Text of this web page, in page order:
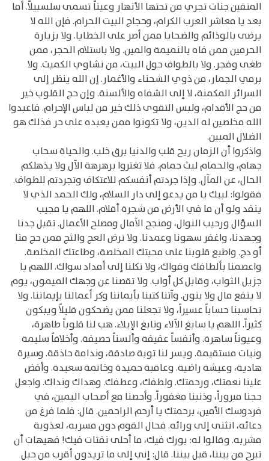
المتقين جنات تجري من تحتها الأنهار وعيناً تسمى سلسبيلاً. أما
بعد يا معاشر العرب الكرام، وحجاج البيت الحرام. فإن الله لا
يرضى بالوذائم والضحايا ممن أصر على الخطايا. ولا بزيارة
الحرمين ممن فاه بالنميمة والمين. ولا باستلام الحجر، ممن
طغى وفجر. ولا بالطواف حول البيت، من نشاوي الكميت. ولا
برمي الجمار، من ذوي الشحناء والأغمار. إن الله ينظر إلى
السرائر المكمنة، لا إلى الشفاه والألسنة. وإن حج القلوب خير
من حج الأقدام، ولبس التقوى ذلك خير من لباس الإحرام. فاعبدوا
الله مخلصين له الدين، ولا تكونوا ممن يعبده على حر فذلك هو
الضلال المبين.
واذكروا أن الزمان ريح قلب والدنيا برق خلب. والحياة سحاب
جهام، والحمام ليث حمام. فلا تغتروا برهرهة الآل ولا يذهلكم
الحال، عن المآل. وإذا جردتم أنفسكم للاعتكاف وتجردتم للطواف.
فقولوا: لبيك يا من يدعو إلى دار السلام، ولك الحمد الذي لا
ينفد ولو أن ما في الأرض من شجرة أقلام. اللهم يا مجيب
السؤال ورحيب النوال، ومنجح الآمال ومصلح الأعمال. تقبل جدنا
وجهدنا، واغفر سهونا وعمدنا. ولا ترض العج والثج ممن حج منا
أو دج. واطبع قلوبنا على محبتك المخلصة، وطاعتك المخلصة.
واعصمنا بألطافك وقواك، ولا تكلنا إلى أمداد سواك. اللهم يا
جزيل الثواب، وقابل كل أواب. ولا تقصنا عن وجهك الميمون، يوم
لا ينفع مال ولا بنون. وآتنا كتبنا بأيماننا وكر أعمالنا بإيماننا. ولا
تحاسبنا حساباً عسيراً، ولا تجعلنا ممن يضحكون قليلاً ويبكون
كثيراً. اللهم يا سابغ الآلاء ونابغ الإيلاء. هب لنا قلوباً طاهرة،
وعيوناً ساهرة. وأنفساً عفيفة وألسناً حصيفة. وأخلاقاً سليمة
ونيات مستقيمة. ويسر لنا توبة صادقة، وندامة حاذقة. وسيرة
هادية، وعيشة راضية. وعاقبة حميدة وخاتمة سعيدة. وأفض
علينا نعمتك، ورحمتك. ولطفك، وعطفك. وهداك ونداك. واجعل
حجنا مبروراً، وذنبنا مغفوراً. وأحصنا مع أصحاب اليمين، في
فردوسك الأمين، برحمتك يا أرحم الراحمين. قال: فلما فرغ من
دعائه، انثنى إلى ورائه. فحال القوم دون مسربه، لعذوبة
مشربه. وقالوا له: بورك فيك، ما أحلى نفثات فيك! فهيهات أن
تبرح من بيننا، قبل بيننا. قال: إني إلى ما تريدون أقرب من حبل